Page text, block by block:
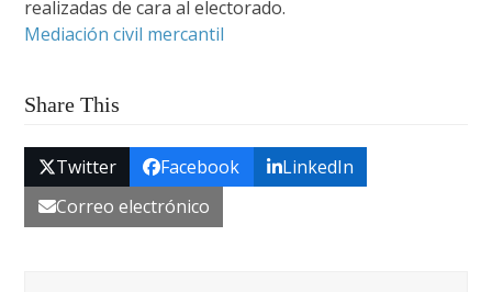
realizadas de cara al electorado.
Mediación civil mercantil
Share This
Twitter Facebook
LinkedIn
Correo electrónico